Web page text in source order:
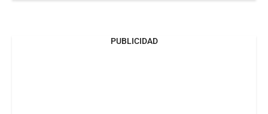
PUBLICIDAD